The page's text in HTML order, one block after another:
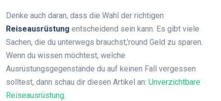
Denke auch daran, dass die Wahl der richtigen
Reiseausrüstung entscheidend sein kann. Es gibt viele
Sachen, die du unterwegs brauchst,’round Geld zu sparen.
Wenn du wissen möchtest, welche
Ausrüstungsgegenstände du auf keinen Fall vergessen
solltest, dann schau dir diesen Artikel an: Unverzichtbare
Reiseausrüstung.